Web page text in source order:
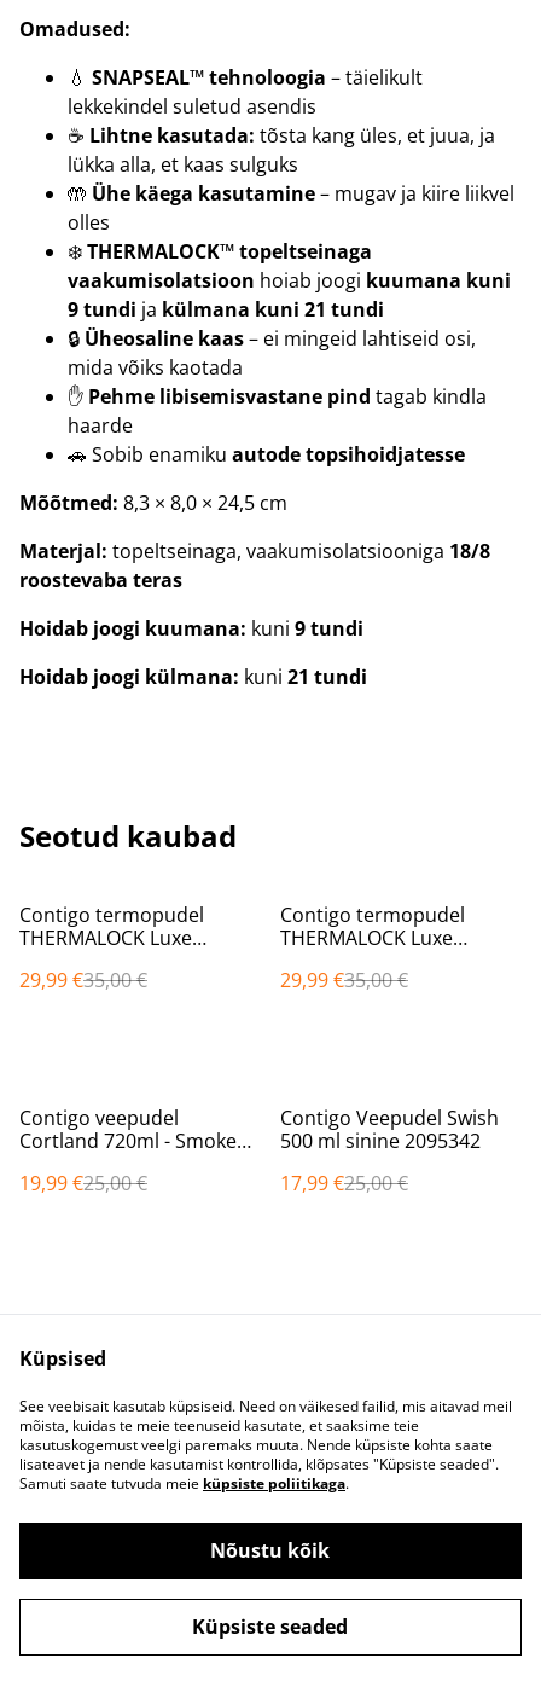
Omadused:
💧 SNAPSEAL™ tehnoloogia – täielikult
lekkekindel suletud asendis
☕ Lihtne kasutada: tõsta kang üles, et juua, ja
lükka alla, et kaas sulguks
🤲 Ühe käega kasutamine– mugav ja kiire liikvel
olles
❄️THERMALOCK™ topeltseinaga
vaakumisolatsioon hoiab joogi kuumana kuni
9 tundi ja külmana kuni 21 tundi
🔒 Üheosaline kaas– ei mingeid lahtiseid osi,
mida võiks kaotada
✋ Pehme libisemisvastane pind tagab kindla
haarde
🚗 Sobib enamiku autode topsihoidjatesse
Mõõtmed: 8,3 × 8,0 × 24,5 cm
Materjal: topeltseinaga, vaakumisolatsiooniga 18/8
roostevaba teras
Hoidab joogi kuumana: kuni 9 tundi
Hoidab joogi külmana: kuni 21 tundi
Seotud kaubad
%
Contigo termopudel
THERMALOCK Luxe
2212917
29,99 €35,00 €
%
Contigo termopudel
THERMALOCK Luxe
29,99 €35,00 €
%
Contigo veepudel
Cortland 720ml - Smoke
19,99 €25,00 €
%
Contigo Veepudel Swish
500 ml sinine 2095342
17,99 €25,00 €
Võta meiega
ühendust
Juriidilised
tingimused
Privaatsuspoliitika
Küpsisepoliitika
TELEIA MTÜ 53007007
©2026Contigo.ee
powered by
Küpsised
See veebisait kasutab küpsiseid. Need on väikesed failid, mis aitavad meil
mõista, kuidas te meie teenuseid kasutate, et saaksime teie
kasutuskogemust veelgi paremaks muuta. Nende küpsiste kohta saate
lisateavet ja nende kasutamist kontrollida, klõpsates "Küpsiste seaded".
Samuti saate tutvuda meie küpsiste poliitikaga.
Nõustu kõik
Küpsiste seaded